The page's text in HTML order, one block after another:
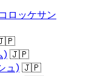
ロッケサン
) 🇯🇵
ュ) 🇯🇵